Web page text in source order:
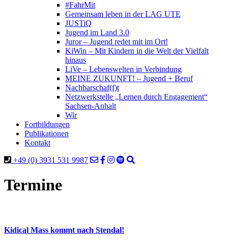
#FahrMit
Gemeinsam leben in der LAG UTE
JUSTiQ
Jugend im Land 3.0
Juror – Jugend redet mit im Ort!
KiWin – Mit Kindern in die Welt der Vielfalt
hinaus
LiVe – Lebenswelten in Verbindung
MEINE ZUKUNFT! – Jugend + Beruf
Nachbarschaf(f)t
Netzwerkstelle „Lernen durch Engagement“
Sachsen-Anhalt
Wir
Fortbildungen
Publikationen
Kontakt
+49 (0) 3931 531 9987
Termine
Kidical Mass kommt nach Stendal!